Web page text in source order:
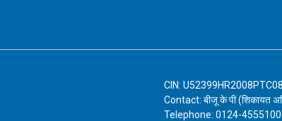
CIN:
Contact: बीजू के पी (शिकायत
Telephone: 0124-4555100